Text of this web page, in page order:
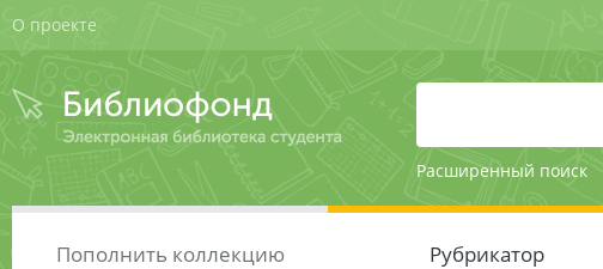
О проекте
Расширенный поиск
Пополнить коллекцию Рубрикатор